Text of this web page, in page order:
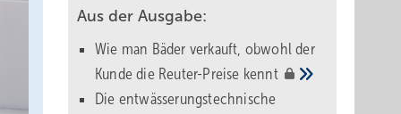
Aus der Ausgabe:
Wie man Bäder verkauft, obwohl der
Kunde die Reuter-Preise kennt
Die entwässerungstechnische